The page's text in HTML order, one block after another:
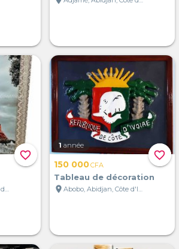
favorite_border
Adjamé, Abidjan, Côte d'Ivoire
favorite_border
1 année
150 000CFA
Tableau de décoration
location_on
Abobo, Abidjan, Côte d'Ivoire